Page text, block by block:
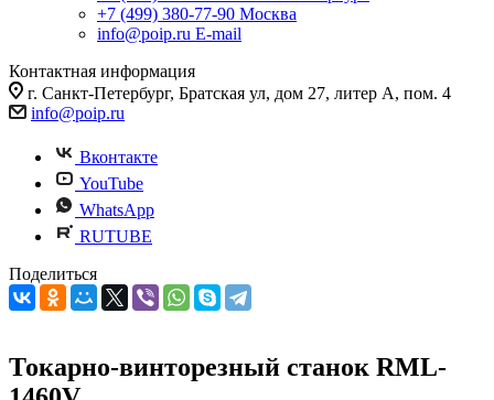
+7 (499) 380-77-90 Москва
info@poip.ru E-mail
Контактная информация
г. Санкт-Петербург, Братская ул, дом 27, литер А, пом. 4
info@poip.ru
Вконтакте
YouTube
WhatsApp
RUTUBE
Поделиться
Токарно-винторезный станок RML-